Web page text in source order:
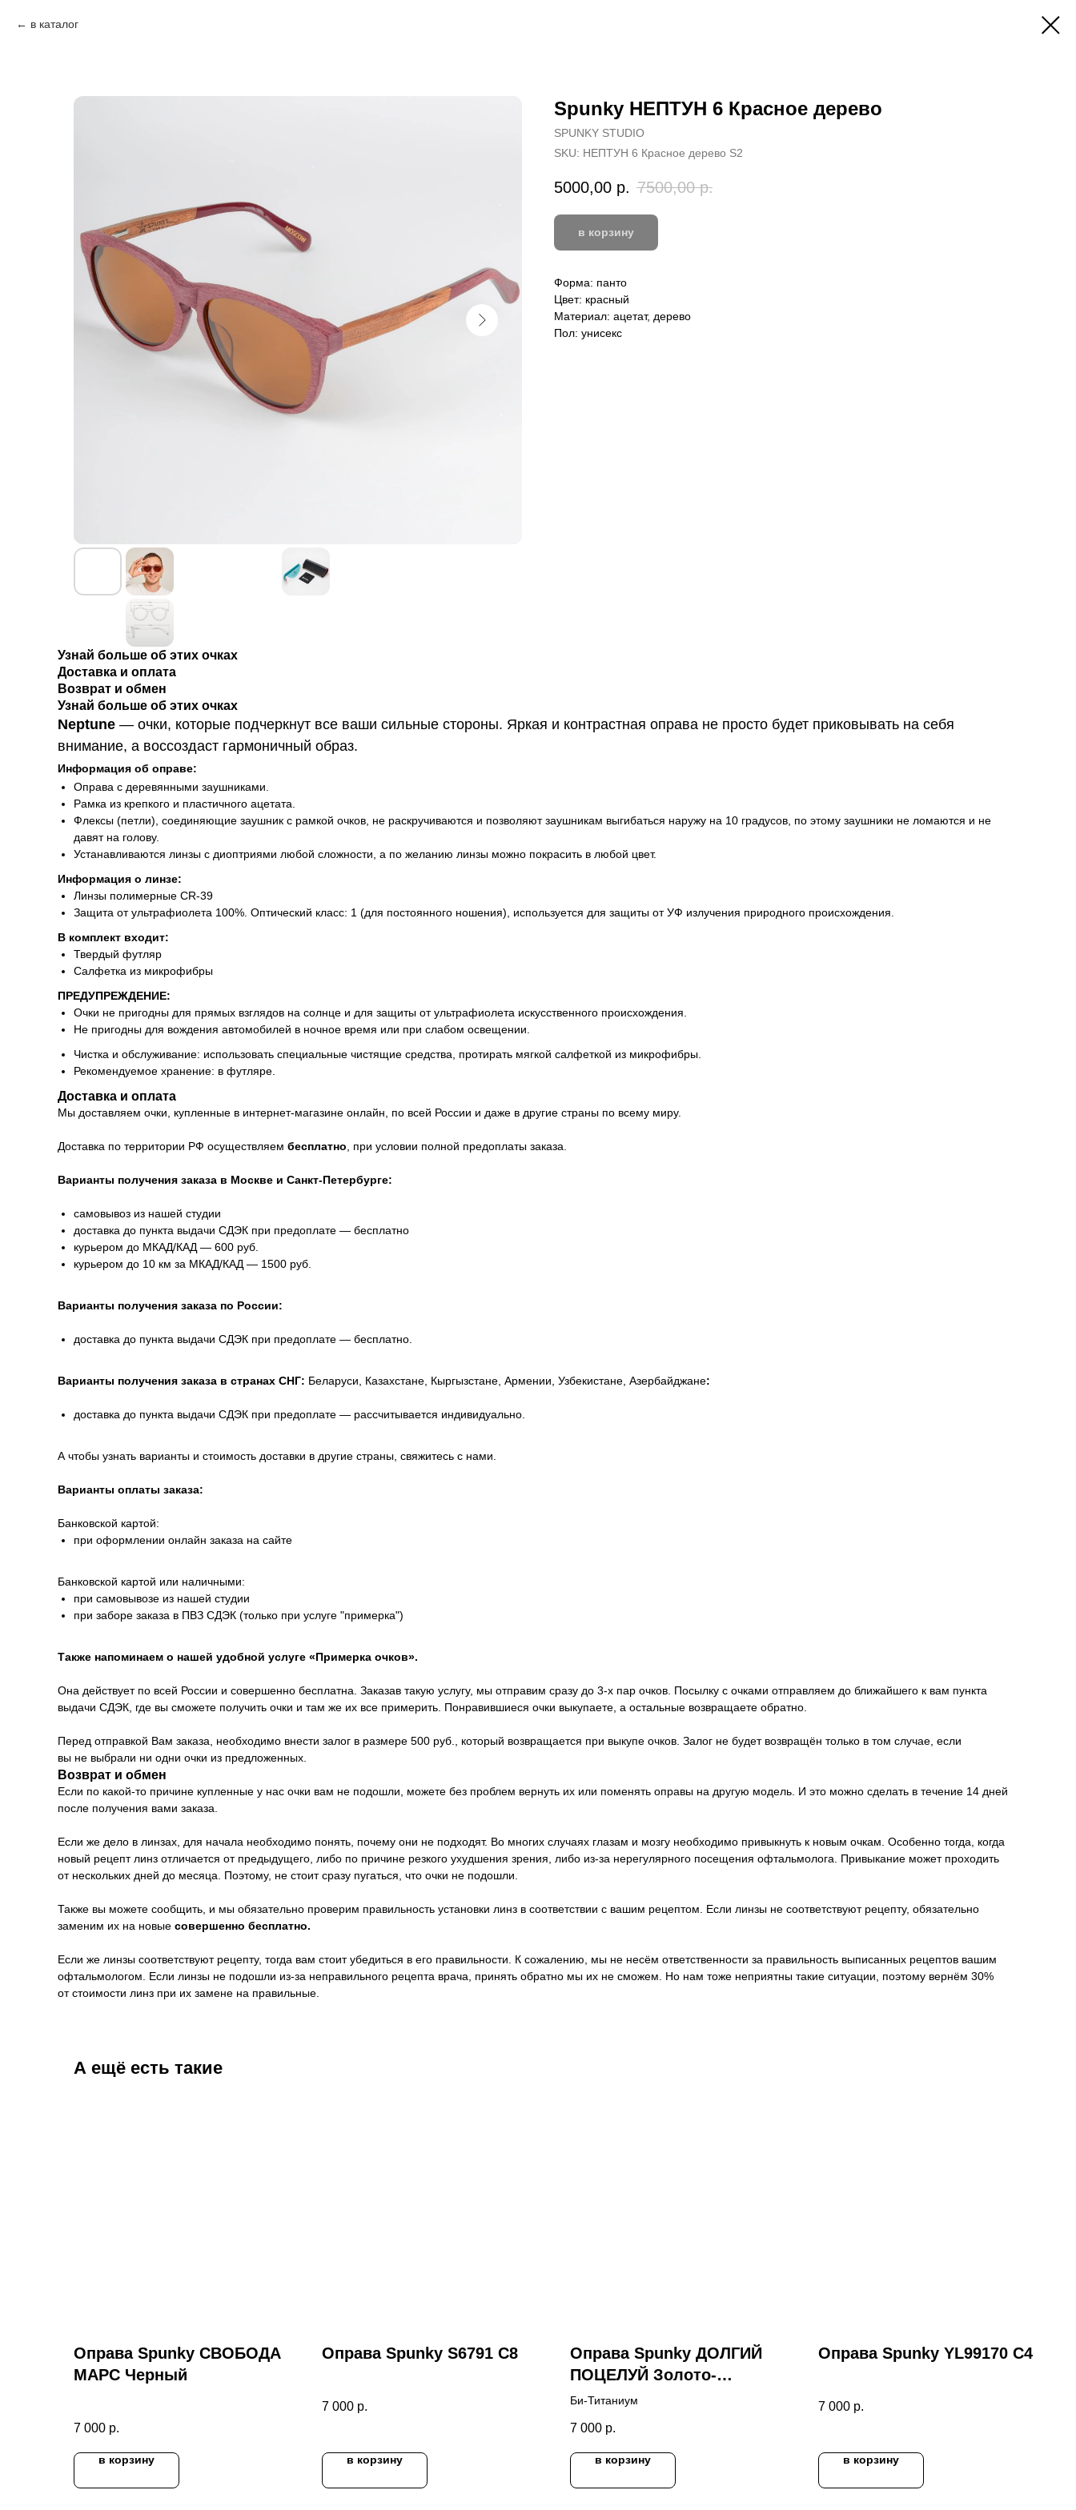
в каталог
Spunky НЕПТУН 6 Красное дерево
SPUNKY STUDIO
SKU: НЕПТУН 6 Красное дерево S2
5000,00 р. 7500,00 р.
в корзину
Форма: панто
Цвет: красный
Материал: ацетат, дерево
Пол: унисекс
Узнай больше об этих очках
Доставка и оплата
Возврат и обмен
Узнай больше об этих очках
Neptune — очки, которые подчеркнут все ваши сильные стороны. Яркая и контрастная оправа не просто будет приковывать на себя
внимание, а воссоздаст гармоничный образ.
Информация об оправе:
Оправа с деревянными заушниками.
Рамка из крепкого и пластичного ацетата.
Флексы (петли), соединяющие заушник с рамкой очков, не раскручиваются и позволяют заушникам выгибаться наружу на 10 градусов, по этому заушники не ломаются и не
давят на голову.
Устанавливаются линзы с диоптриями любой сложности, а по желанию линзы можно покрасить в любой цвет.
Информация о линзе:
Линзы полимерные CR-39
Защита от ультрафиолета 100%. Оптический класс: 1 (для постоянного ношения), используется для защиты от УФ излучения природного происхождения.
В комплект входит:
Твердый футляр
Салфетка из микрофибры
ПРЕДУПРЕЖДЕНИЕ:
Очки не пригодны для прямых взглядов на солнце и для защиты от ультрафиолета искусственного происхождения.
Не пригодны для вождения автомобилей в ночное время или при слабом освещении.
Чистка и обслуживание: использовать специальные чистящие средства, протирать мягкой салфеткой из микрофибры.
Рекомендуемое хранение: в футляре.
Доставка и оплата
Мы доставляем очки, купленные в интернет-магазине онлайн, по всей России и даже в другие страны по всему миру.
Доставка по территории РФ осуществляем бесплатно , при условии полной предоплаты заказа.
Варианты получения заказа в Москве и Санкт-Петербурге:
самовывоз из нашей студии
доставка до пункта выдачи СДЭК при предоплате — бесплатно
курьером до МКАД/КАД — 600 руб.
курьером до 10 км за МКАД/КАД — 1500 руб.
Варианты получения заказа по России:
доставка до пункта выдачи СДЭК при предоплате — бесплатно.
Варианты получения заказа в странах СНГ: Беларуси, Казахстане, Кыргызстане, Армении, Узбекистане, Азербайджане:
доставка до пункта выдачи СДЭК при предоплате — рассчитывается индивидуально.
А чтобы узнать варианты и стоимость доставки в другие страны, свяжитесь с нами.
Варианты оплаты заказа:
Банковской картой:
при оформлении онлайн заказа на сайте
Банковской картой или наличными:
при самовывозе из нашей студии
при заборе заказа в ПВЗ СДЭК (только при услуге "примерка")
Также напоминаем о нашей удобной услуге «Примерка очков».
Она действует по всей России и совершенно бесплатна. Заказав такую услугу, мы отправим сразу до 3-х пар очков. Посылку с очками отправляем до ближайшего к вам пункта
выдачи СДЭК, где вы сможете получить очки и там же их все примерить. Понравившиеся очки выкупаете, а остальные возвращаете обратно.
Перед отправкой Вам заказа, необходимо внести залог в размере 500 руб., который возвращается при выкупе очков. Залог не будет возвращён только в том случае, если
вы не выбрали ни одни очки из предложенных.
Возврат и обмен
Если по какой-то причине купленные у нас очки вам не подошли, можете без проблем вернуть их или поменять оправы на другую модель. И это можно сделать в течение 14 дней
после получения вами заказа.
Если же дело в линзах, для начала необходимо понять, почему они не подходят. Во многих случаях глазам и мозгу необходимо привыкнуть к новым очкам. Особенно тогда, когда
новый рецепт линз отличается от предыдущего, либо по причине резкого ухудшения зрения, либо из-за нерегулярного посещения офтальмолога. Привыкание может проходить
от нескольких дней до месяца. Поэтому, не стоит сразу пугаться, что очки не подошли.
Также вы можете сообщить, и мы обязательно проверим правильность установки линз в соответствии с вашим рецептом. Если линзы не соответствуют рецепту, обязательно
заменим их на новые совершенно бесплатно.
Если же линзы соответствуют рецепту, тогда вам стоит убедиться в его правильности. К сожалению, мы не несём ответственности за правильность выписанных рецептов вашим
офтальмологом. Если линзы не подошли из-за неправильного рецепта врача, принять обратно мы их не сможем. Но нам тоже неприятны такие ситуации, поэтому вернём 30%
от стоимости линз при их замене на правильные.
А ещё есть такие
Оправа Spunky СВОБОДА
МАРС Черный
7 000 р.
в корзину
Оправа Spunky S6791 C8
7 000 р.
в корзину
Оправа Spunky ДОЛГИЙ
ПОЦЕЛУЙ Золото-
Розовый
Би-Титаниум
7 000 р.
в корзину
Оправа Spunky YL99170 C4
7 000 р.
в корзину